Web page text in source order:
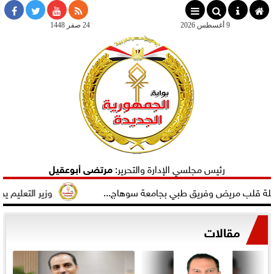
× 24 صفر 1448 9 أغسطس 2026
رئيس مجلسي الإدارة والتحرير:مرتضى أبوعقيل
وزير التعليم يجتمع مريض وفريق طبي بجامعة سوهاج...
مقالات